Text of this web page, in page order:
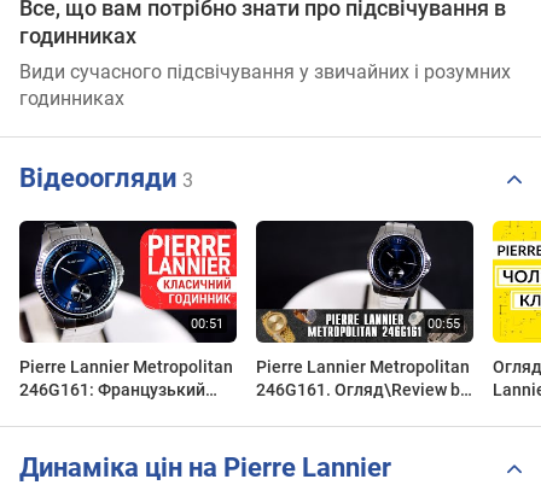
Все, що вам потрібно знати про підсвічування в
годинниках
Види сучасного підсвічування у звичайних і розумних
годинниках
Відеоогляди 3
Pierre Lannier Metropolitan
246G161: Французький
Pierre Lannier Metropolitan
246G161. Огляд\Review by
Динаміка цін на Pierre Lannier